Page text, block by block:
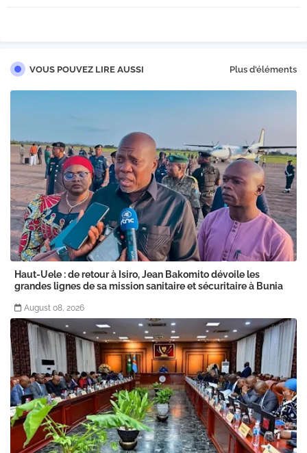
VOUS POUVEZ LIRE AUSSI Plus d'éléments
Haut-Uele : de retour à Isiro, Jean Bakomito dévoile les
grandes lignes de sa mission sanitaire et sécuritaire à Bunia
August 08, 2026